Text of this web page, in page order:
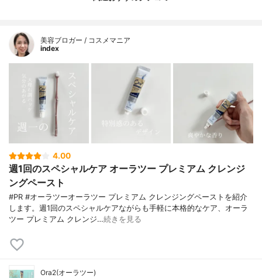
美容ブロガー / コスメマニア
index
4.00
週1回のスペシャルケア オーラツー プレミアム クレンジ
ングペースト
#PR #オーラツーオーラツー プレミアム クレンジングペーストを紹介
します。週1回のスペシャルケアながらも手軽に本格的なケア、オーラ
ツー プレミアム クレンジ…続きを見る
Ora2(オーラツー)